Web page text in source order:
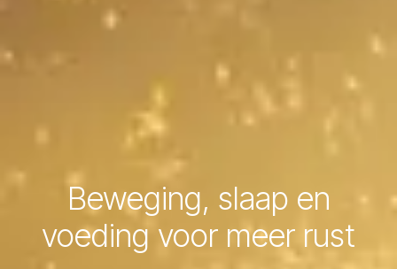
Beweging, slaap en
voeding voor meer rust